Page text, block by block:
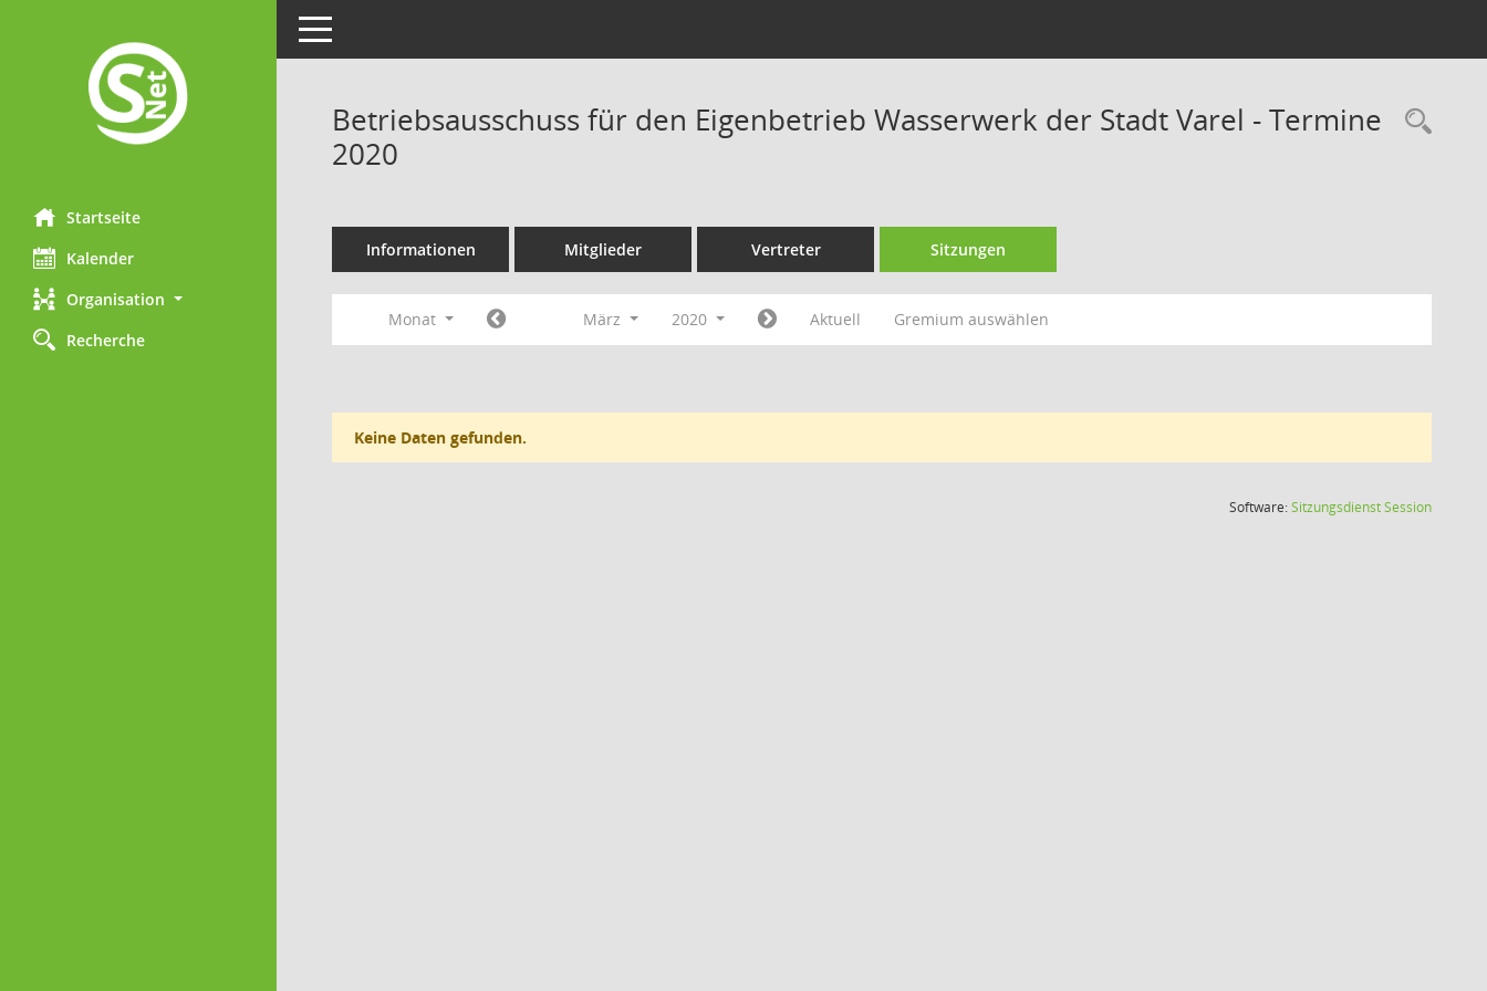
Startseite
Kalender
Organisation
Recherche
Toggle navigation
Betriebsausschuss für den Eigenbetrieb Wasserwerk der Stadt Varel - Termine
2020
Informationen Mitglieder Vertreter Sitzungen
Monat März 2020 Aktuell Gremium auswählen
Keine Daten gefunden.
Software:SitzungsdienstSession(Wird in